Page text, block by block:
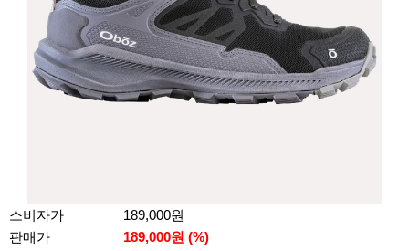
소비자가
189,000원
판매가
189,000원 (%)